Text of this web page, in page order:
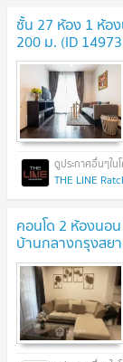
ชั้น 27 ห้อง 1 ห้อง
200 ม. (ID
THE LINE
คอนโด 2 ห้องนอน
บ้านกลางกรุงสย